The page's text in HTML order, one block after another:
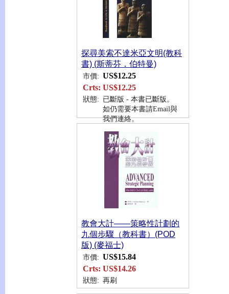
探尋美索不達米亞文明(教科
書) (斯蒂芬．伯特曼)
市價: US$12.25
Crts: US$12.25
狀態: 已斷版 - 本書已斷版。
如仍需要本書請Email與
我們連絡。
教會大計——策略性計劃的
九個步驟（教科書）(POD
版) (麥福士)
市價: US$15.84
Crts: US$14.26
狀態: 再刷